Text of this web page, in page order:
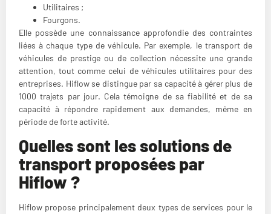
Utilitaires ;
Fourgons.
Elle possède une connaissance approfondie des contraintes
liées à chaque type de véhicule. Par exemple, le transport de
véhicules de prestige ou de collection nécessite une grande
attention, tout comme celui de véhicules utilitaires pour des
entreprises. Hiflow se distingue par sa capacité à gérer plus de
1000 trajets par jour. Cela témoigne de sa fiabilité et de sa
capacité à répondre rapidement aux demandes, même en
période de forte activité.
Quelles sont les solutions de
transport proposées par
Hiflow ?
Hiflow propose principalement deux types de services pour le